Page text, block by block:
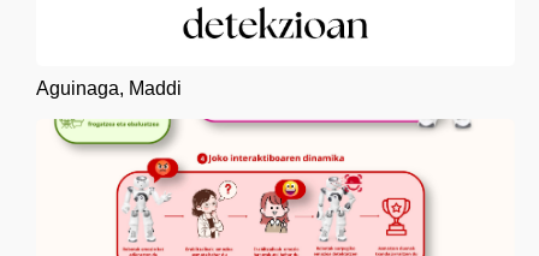
Aguinaga, Maddi